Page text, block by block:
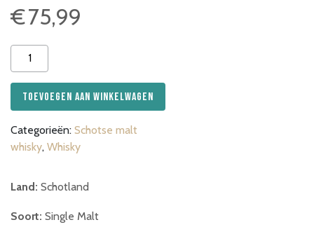
€75,99
Dalmore
12yrs
aantal
Toevoegen aan winkelwagen
Categorieën: Schotse malt
whisky, Whisky
Land: Schotland
Soort: Single Malt